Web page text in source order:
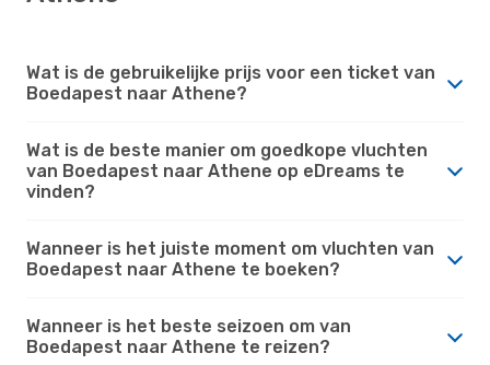
Wat is de gebruikelijke prijs voor een ticket van
Boedapest naar Athene?
Wat is de beste manier om goedkope vluchten
van Boedapest naar Athene op eDreams te
vinden?
Wanneer is het juiste moment om vluchten van
Boedapest naar Athene te boeken?
Wanneer is het beste seizoen om van
Boedapest naar Athene te reizen?